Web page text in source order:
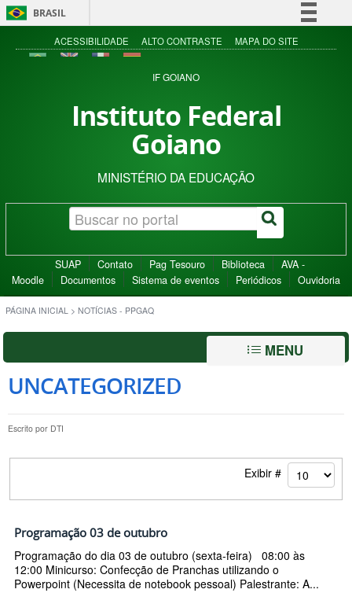
BRASIL
Simplifique!
Acesso à informação
ACESSIBILIDADE ALTO CONTRASTE MAPA DO SITE
IF GOIANO
Instituto Federal
Goiano
MINISTÉRIO DA EDUCAÇÃO
SUAP Contato Pag Tesouro Biblioteca
AVA -
Moodle
Documentos Sistema de eventos Periódicos Ouvidoria
PÁGINA INICIAL > NOTÍCIAS - PPGAQ
MENU
UNCATEGORIZED
Escrito por DTI
Exibir #
Programação 03 de outubro
Programação do dia 03 de outubro (sexta-feira) 08:00 às
12:00 Minicurso: Confecção de Pranchas utilizando o
Powerpoint (Necessita de notebook pessoal) Palestrante: A...